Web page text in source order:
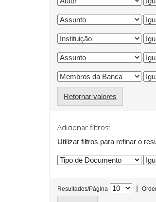
Retornar valores
Adicionar filtros:
Utilizar filtros para refinar o
Resultados/Página |